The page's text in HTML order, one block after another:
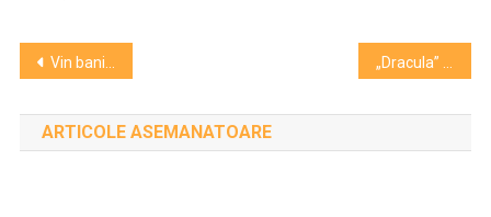
Navigare
în
articole
Vin bani la instituții culturale clujene!
ARTICOLE ASEMANATOARE